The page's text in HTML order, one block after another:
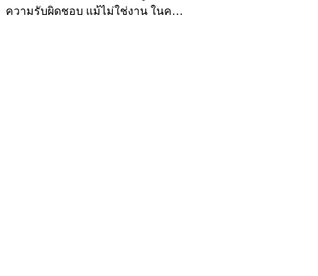
ความรับผิดชอบ แม้ไม่ใช่งาน ในค…